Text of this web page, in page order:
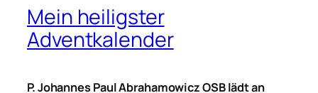
Mein heiligster
Adventkalender
P. Johannes Paul Abrahamowicz OSB lädt an